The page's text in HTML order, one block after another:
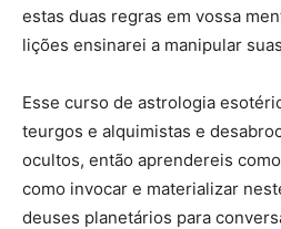
estas duas regras em vossa
lições ensinarei a manipular
Esse curso de astrologia
teurgos e alquimistas e
ocultos, então aprendereis
como invocar e materializar
deuses planetários para